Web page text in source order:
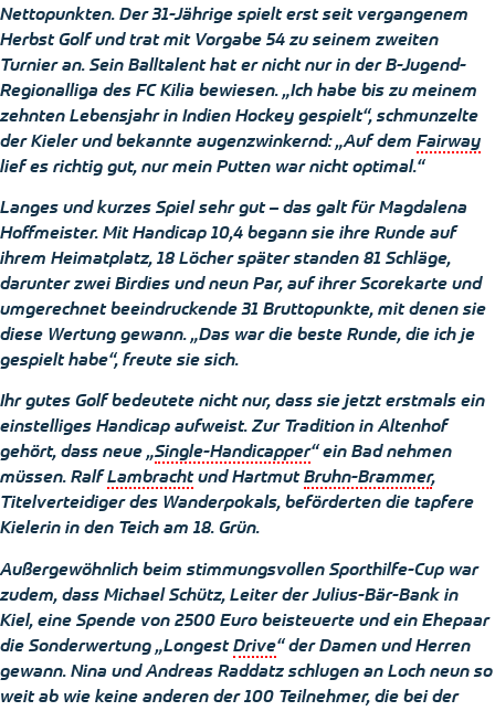
Nettopunkten. Der 31-Jährige spielt erst seit vergangenem
Herbst Golf und trat mit Vorgabe 54 zu seinem zweiten
Turnier an. Sein Balltalent hat er nicht nur in der B-Jugend-
Regionalliga des FCKilia bewiesen. „Ich habe bis zu meinem
zehnten Lebensjahr in Indien Hockey gespielt“, schmunzelte
der Kieler und bekannte augenzwinkernd: „Auf dem Fairway
lief es richtig gut, nur mein Putten war nicht optimal.“
Langes und kurzes Spiel sehr gut – das galt für Magdalena
Hoffmeister. Mit Handicap 10,4 begann sie ihre Runde auf
ihrem Heimatplatz, 18 Löcher später standen 81 Schläge,
darunter zweiBirdies und neun Par, auf ihrerScorekarte und
umgerechnet beeindruckende 31 Bruttopunkte, mit denen sie
diese Wertung gewann. „Das war die beste Runde, die ich je
gespielt habe“, freute sie sich.
Ihr gutes Golf bedeutete nicht nur, dass sie jetzt erstmals ein
einstelliges Handicap aufweist. Zur Tradition in Altenhof
gehört, dass neue „Single-Handicapper“ ein Bad nehmen
müssen. RalfLambrachtund HartmutBruhn-Brammer,
Titelverteidiger des Wanderpokals, beförderten die tapfere
Kielerin in den Teich am 18. Grün.
Außergewöhnlich beim stimmungsvollen Sporthilfe-Cup war
zudem, dass MichaelSchütz, Leiter der Julius-Bär-Bank in
Kiel, eine Spende von 2500 Euro beisteuerte und ein Ehepaar
die Sonderwertung „Longest Drive“ der Damen und Herren
gewann. Nina und Andreas Raddatz schlugen an Loch neun so
weit ab wie keine anderen der 100 Teilnehmer, die bei der